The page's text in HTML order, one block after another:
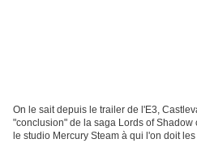
On le sait depuis le trailer de l'E3,
"conclusion" de la saga Lords of Shadow
le studio Mercury Steam à qui l'on doit